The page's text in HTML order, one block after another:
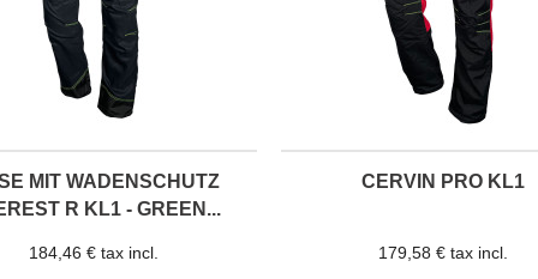
MIT WADENSCHUTZ
R KL1 - GREEN...
184,46 € tax incl.
CERVIN PRO KL1
179,58 € tax incl.